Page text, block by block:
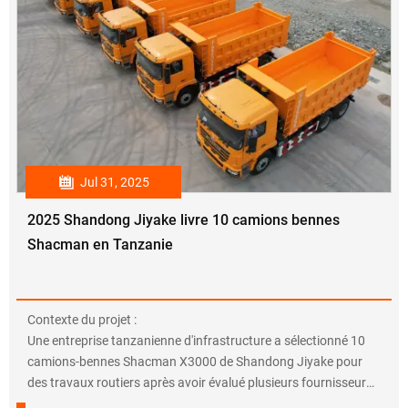
 Jul 31, 2025
2025 Shandong Jiyake livre 10 camions bennes
Shacman en Tanzanie
Contexte du projet :
Une entreprise tanzanienne d'infrastructure a sélectionné 10
camions-bennes Shacman X3000 de Shandong Jiyake pour
des travaux routiers après avoir évalué plusieurs fournisseurs.